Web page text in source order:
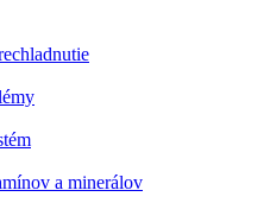
a minerálov